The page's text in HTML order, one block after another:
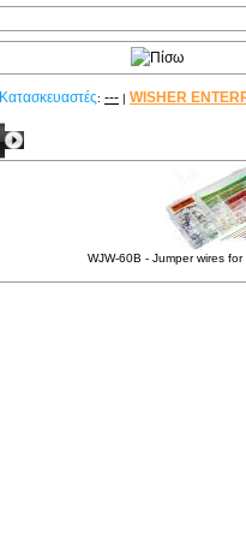
Κατασκευαστές: --- | WISHER
WJW-60B - Jumper wires